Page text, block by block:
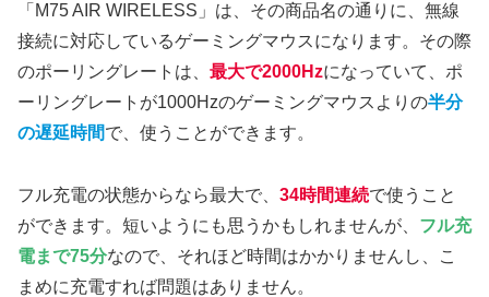
「M75 AIR WIRELESS」は、その商品名の通りに、無線
接続に対応しているゲーミングマウスになります。その際
のポーリングレートは、 最大で2000Hzになっていて、ポ
ーリングレートが1000Hzのゲーミングマウスよりの半分
の遅延時間で、使うことができます。
フル充電の状態からなら最大で、 34時間連続で使うこと
ができます。短いようにも思うかもしれませんが、 フル充
電まで75分なので、それほど時間はかかりませんし、こ
まめに充電すれば問題はありません。